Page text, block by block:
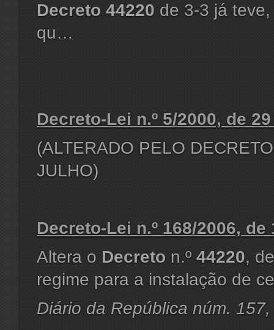
Decreto 44220 de 3-3 já
qu…
Decreto-Lei n.º 5/2000, de
(ALTERADO PELO
JULHO)
Decreto-Lei n.º 168/2006,
Altera o Decreto n.º 44220,
regime para a instalação de
Diário da República núm.